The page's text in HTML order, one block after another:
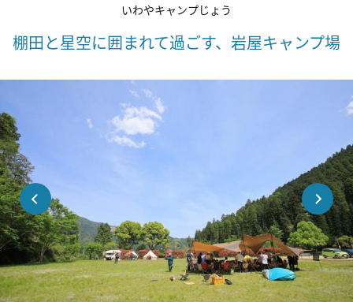
いわやキャンプじょう
棚田と星空に囲まれて過ごす、岩屋キャンプ場